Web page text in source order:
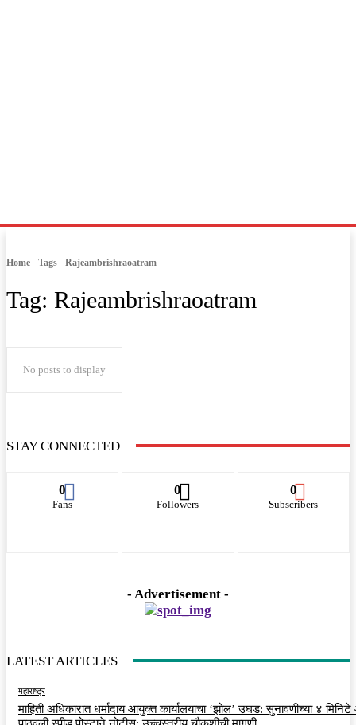
Home Tags Rajeambrishraoatram
Tag: Rajeambrishraoatram
No posts to display
STAY CONNECTED
0
Fans
0
Followers
0
Subscribers
- Advertisement -
LATEST ARTICLES
महाराष्ट्र
माहिती अधिकारात धर्मादाय आयुक्त कार्यालयाचा ‘झोल’ उघड: सुनावणीच्या ४